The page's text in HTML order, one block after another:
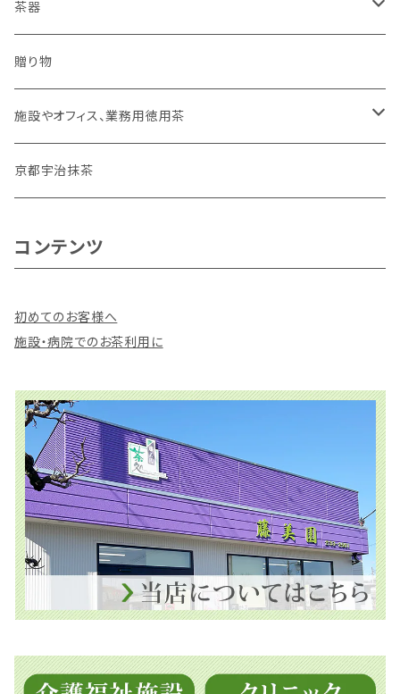
普段使い、毎日のお茶
家族だんらんのお茶
おやすみ前のお茶
平袋
２００ｇ（平袋よりお得）
ほうじ茶
抹茶入玄米茶
温かいお茶
冷たいお茶
有機栽培むぎ茶
深むし緑茶
茶器
水出し専用ボトル【フィルターインボトル】
贈り物
施設やオフィス、業務用徳用茶
深むし緑茶
抹茶入玄米茶
京都宇治抹茶
コンテンツ
初めてのお客様へ
施設・病院でのお茶利用に